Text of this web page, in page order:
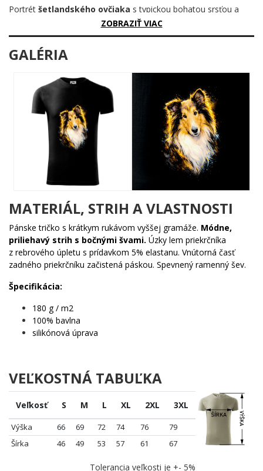
Portrét šetlandského ovčiaka s typickou bohatou srsťou a
inteligentným pohľadom. Menšie vydanie kólie s
niekoľkonásobne väčšou energiou.
📝 Pre nadšencov psieho športu a agility
Pochopí povel za 2 sekundy. Čakanie na splnenie: 0,3 sekundy. ⚡
ZOBRAZIŤ VIAC
GALÉRIA
MATERIÁL, STRIH A VLASTNOSTI
Pánske tričko s krátkym rukávom vyššej gramáže. Módne,
priliehavý strih s bočnými švami. Úzky lem priekrčníka
z rebrového úpletu s prídavkom 5% elastanu. Vnútorná časť
zadného priekrčníku začistená páskou. Spevnený ramenný šev.
Špecifikácia:
180 g / m2
100% bavlna
silikónová úprava
VEĽKOSTNÁ TABUĽKA
Veľkosť S M L XL 2XL 3XL
Výška 66 69 72 74 76
79
Šírka
46 49 53 57 61 67
Tolerancia veľkosti je +- 5%